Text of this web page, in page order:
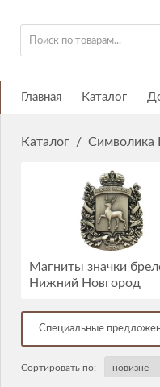
Главная Каталог
Каталог / Символика
Магниты значки
Нижний Новгород
Сортировать по:
Специальные